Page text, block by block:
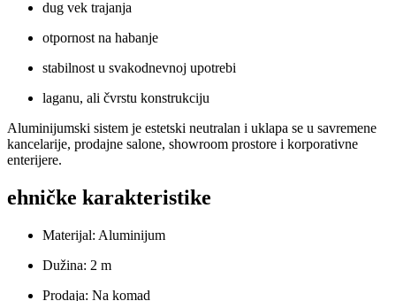
dug vek trajanja
otpornost na habanje
stabilnost u svakodnevnoj upotrebi
laganu, ali čvrstu konstrukciju
Aluminijumski sistem je estetski neutralan i uklapa se u savremene
kancelarije, prodajne salone, showroom prostore i korporativne
enterijere.
ehničke karakteristike
Materijal: Aluminijum
Dužina: 2 m
Prodaja: Na komad